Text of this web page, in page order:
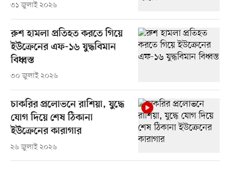
৩১ জুলাই ২০২৬
রুশ হামলা প্রতিহত করতে গিয়ে
ইউক্রেনের এফ-১৬ যুদ্ধবিমান
বিধ্বস্ত
৩০ জুলাই ২০২৬
চাকরির প্রলোভনে রাশিয়া, যুদ্ধে
যোগ দিয়ে শেষ ঠিকানা
ইউক্রেনের কারাগার
২৬ জুলাই ২০২৬